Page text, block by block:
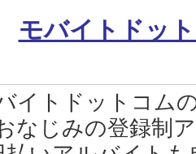
モバイトドッ
イトドットコム
なじみの登録制